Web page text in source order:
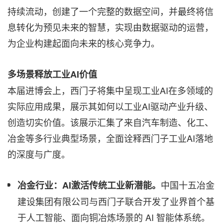
持续流动，创建了一个完整的数据空间，并最终将信
息转化为预见未来的智慧，实现由数据驱动的运营，
为企业构建起面向未来的核心竞争力。
多场景释放工业AI价值
本届进博会上，西门子将集中呈现工业AI在多领域的
实际应用成果，展示其如何以工业AI驱动产业升级、
创造切实价值。该展示汇集了来自汽车制造、化工、
冶金等多行业典型场景，全面诠释西门子工业AI落地
的深度与广度。
冶金行业： AI激活传统工业新潜能。 中国十五冶金
建设集团有限公司与西门子联合开发了业界首个基
于人工智能、面向铜冶炼场景的 AI 智能体系统。